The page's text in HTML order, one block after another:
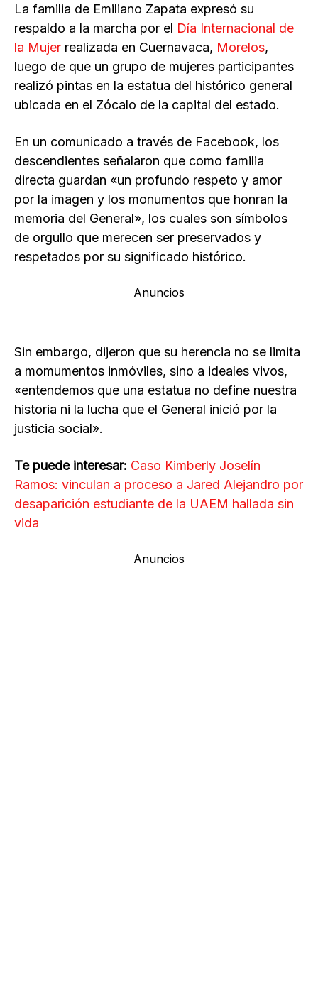
La familia de Emiliano Zapata expresó su
respaldo a la marcha por el Día Internacional de
la Mujer realizada en Cuernavaca, Morelos,
luego de que un grupo de mujeres participantes
realizó pintas en la estatua del histórico general
ubicada en el Zócalo de la capital del estado.
En un comunicado a través de Facebook, los
descendientes señalaron que como familia
directa guardan «un profundo respeto y amor
por la imagen y los monumentos que honran la
memoria del General», los cuales son símbolos
de orgullo que merecen ser preservados y
respetados por su significado histórico.
Anuncios
Sin embargo, dijeron que su herencia no se limita
a momumentos inmóviles, sino a ideales vivos,
«entendemos que una estatua no define nuestra
historia ni la lucha que el General inició por la
justicia social».
Te puede interesar: Caso Kimberly Joselín
Ramos: vinculan a proceso a Jared Alejandro por
desaparición estudiante de la UAEM hallada sin
vida
Anuncios